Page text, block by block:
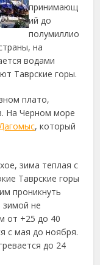
принимающ
ий до
полумиллио
на
водами
Таврские горы.
плато,
На Черном море
, который
зима теплая с
Таврские горы
проникнуть
зимой не
от +25 до 40
с мая до ноября.
до 24